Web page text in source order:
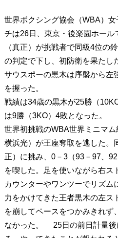
世界ボクシング協会（WBA）
チは26日、東京・後楽園ホール
（真正）が挑戦者で同級4位の
の判定で下し、初防衛を果たし
サウスポーの黒木は序盤から左
を握った。
戦績は34歳の黒木が25勝（
は9勝（3KO）4敗となった。
世界初挑戦のWBA世界ミニマ
横浜光）が王座奪取を逃した。
正）に挑み、0－3（93－97、
を喫した。足を使いながら右ス
カウンターやワンツーでリズム
力をかけてきた王者黒木の左ス
を崩してペースをつかみきれず
なかった。 25日の前日計量後